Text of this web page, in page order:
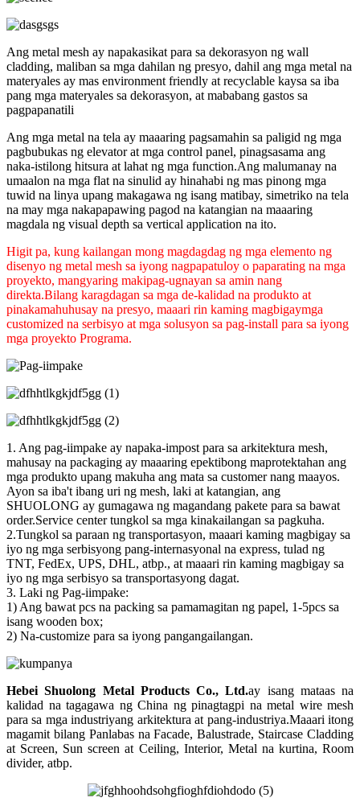
Ang metal mesh ay napakasikat para sa dekorasyon ng wall
cladding, maliban sa mga dahilan ng presyo, dahil ang mga metal na
materyales ay mas environment friendly at recyclable kaysa sa iba
pang mga materyales sa dekorasyon, at mababang gastos sa
pagpapanatili
Ang mga metal na tela ay maaaring pagsamahin sa paligid ng mga
pagbubukas ng elevator at mga control panel, pinagsasama ang
naka-istilong hitsura at lahat ng mga function.Ang malumanay na
umaalon na mga flat na sinulid ay hinahabi ng mas pinong mga
tuwid na linya upang makagawa ng isang matibay, simetriko na tela
na may mga nakapapawing pagod na katangian na maaaring
magdala ng visual depth sa vertical application na ito.
Higit pa, kung kailangan mong magdagdag ng mga elemento ng
disenyo ng metal mesh sa iyong nagpapatuloy o paparating na mga
proyekto, mangyaring makipag-ugnayan sa amin nang
direkta.Bilang karagdagan sa mga de-kalidad na produkto at
pinakamahuhusay na presyo, maaari rin kaming magbigaymga
customized na serbisyo at mga solusyon sa pag-install para sa iyong
mga proyekto Programa.
1. Ang pag-iimpake ay napaka-impost para sa arkitektura mesh,
mahusay na packaging ay maaaring epektibong maprotektahan ang
mga produkto upang makuha ang mata sa customer nang maayos.
Ayon sa iba't ibang uri ng mesh, laki at katangian, ang
SHUOLONG ay gumagawa ng magandang pakete para sa bawat
order.Service center tungkol sa mga kinakailangan sa pagkuha.
2.Tungkol sa paraan ng transportasyon, maaari kaming magbigay sa
iyo ng mga serbisyong pang-internasyonal na express, tulad ng
TNT, FedEx, UPS, DHL, atbp., at maaari rin kaming magbigay sa
iyo ng mga serbisyo sa transportasyong dagat.
3. Laki ng Pag-iimpake:
1) Ang bawat pcs na packing sa pamamagitan ng papel, 1-5pcs sa
isang wooden box;
2) Na-customize para sa iyong pangangailangan.
Hebei Shuolong Metal Products Co., Ltd.ay isang mataas na
kalidad na tagagawa ng China ng pinagtagpi na metal wire mesh
para sa mga industriyang arkitektura at pang-industriya.Maaari itong
magamit bilang Panlabas na Facade, Balustrade, Staircase Cladding
at Screen, Sun screen at Ceiling, Interior, Metal na kurtina, Room
divider, atbp.